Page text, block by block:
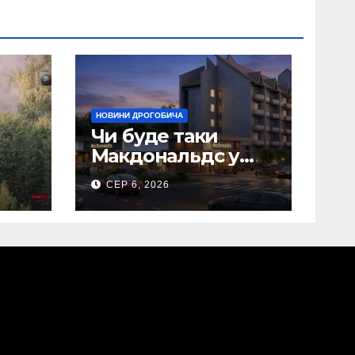
НОВИНИ ДРОГОБИЧА
Чи буде таки
Макдональдс у
Дрогобичі? (Фото)
СЕР 6, 2026